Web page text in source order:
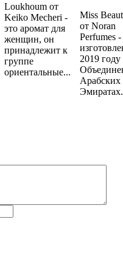
Loukhoum от
Keiko Mecheri -
это аромат для
женщин, он
принадлежит к
группе
ориентальные...
Miss
от Noran
Perfumes -
2019 году
Арабских